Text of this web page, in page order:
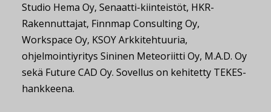
Studio Hema Oy, Senaatti-kiinteistöt, HKR-
Rakennuttajat, Finnmap Consulting Oy,
Workspace Oy, KSOY Arkkitehtuuria,
ohjelmointiyritys Sininen Meteoriitti Oy, M.A.D. Oy
sekä Future CAD Oy. Sovellus on kehitetty TEKES-
hankkeena.